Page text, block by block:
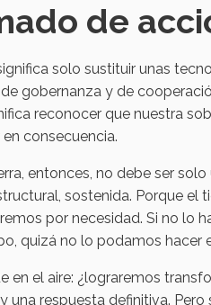
de
solo sustituir unas
gobernanza y de
reconocer que nuestra
consecuencia.
entonces, no debe ser
sostenida. Porque
por necesidad. Si no lo
quizá no lo podamos hacer
en el aire: ¿lograremos
una respuesta definitiva.